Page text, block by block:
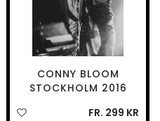
CONNY BLOOM
STOCKHOLM 2016
FR. 299 KR